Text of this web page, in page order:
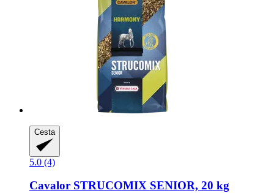
Cesta
5.0 (4)
Cavalor STRUCOMIX SENIOR, 20 kg